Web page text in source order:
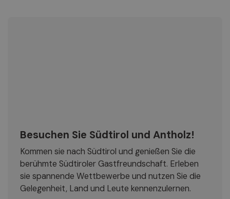
Besuchen Sie Südtirol und Antholz!
Kommen sie nach Südtirol und genießen Sie die
berühmte Südtiroler Gastfreundschaft. Erleben
sie spannende Wettbewerbe und nutzen Sie die
Gelegenheit, Land und Leute kennenzulernen.